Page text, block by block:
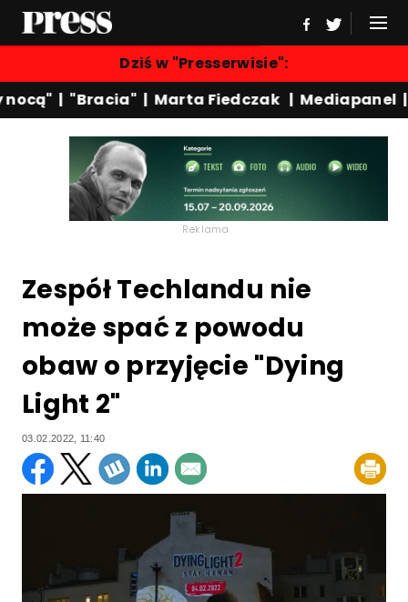
Dziś w "Presserwisie":
|"Bracia"| Marta Fiedczak|Mediapanel|
Reklama
Zespół Techlandu nie
może spać z powodu
obaw o przyjęcie "Dying
Light 2"
03.02.2022, 11:40